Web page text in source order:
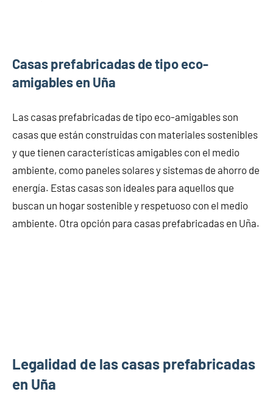
Casas prefabricadas de tipo eco-
amigables en Uña
Las casas prefabricadas de tipo eco-amigables son
casas que están construidas con materiales sostenibles
y que tienen características amigables con el medio
ambiente, como paneles solares y sistemas de ahorro de
energía. Estas casas son ideales para aquellos que
buscan un hogar sostenible y respetuoso con el medio
ambiente. Otra opción para casas prefabricadas en Uña.
Legalidad de las casas prefabricadas
en Uña